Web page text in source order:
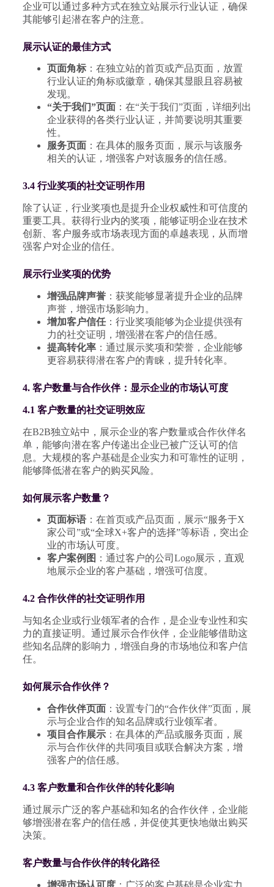
企业可以通过多种方式在独立站展示行业认证，确保
其能够引起潜在客户的注意。
展示认证的最佳方式
页面角标：在独立站的首页或产品页面，放置
行业认证的角标或徽章，确保其显眼且容易被
发现。
“关于我们”页面：在“关于我们”页面，详细列出
企业获得的各类行业认证，并简要说明其重要
性。
服务页面：在具体的服务页面，展示与该服务
相关的认证，增强客户对该服务的信任感。
3.4 行业奖项的社交证明作用
除了认证，行业奖项也是提升企业权威性和可信度的
重要工具。获得行业内的奖项，能够证明企业在技术
创新、客户服务或市场表现方面的卓越表现，从而增
强客户对企业的信任。
展示行业奖项的优势
增强品牌声誉：获奖能够显著提升企业的品牌
声誉，增强市场影响力。
增加客户信任：行业奖项能够为企业提供强有
力的社交证明，增强潜在客户的信任感。
提高转化率：通过展示奖项和荣誉，企业能够
更容易获得潜在客户的青睐，提升转化率。
4. 客户数量与合作伙伴：显示企业的市场认可度
4.1 客户数量的社交证明效应
在B2B独立站中，展示企业的客户数量或合作伙伴名
单，能够向潜在客户传递出企业已被广泛认可的信
息。大规模的客户基础是企业实力和可靠性的证明，
能够降低潜在客户的购买风险。
如何展示客户数量？
页面标语：在首页或产品页面，展示“服务于X
家公司”或“全球X+客户的选择”等标语，突出企
业的市场认可度。
客户案例图 ：通过客户的公司Logo展示，直观
地展示企业的客户基础，增强可信度。
4.2 合作伙伴的社交证明作用
与知名企业或行业领军者的合作，是企业专业性和实
力的直接证明。通过展示合作伙伴，企业能够借助这
些知名品牌的影响力，增强自身的市场地位和客户信
任。
如何展示合作伙伴？
合作伙伴页面：设置专门的“合作伙伴”页面，展
示与企业合作的知名品牌或行业领军者。
项目合作展示：在具体的产品或服务页面，展
示与合作伙伴的共同项目或联合解决方案，增
强客户的信任感。
4.3 客户数量和合作伙伴的转化影响
通过展示广泛的客户基础和知名的合作伙伴，企业能
够增强潜在客户的信任感，并促使其更快地做出购买
决策。
客户数量与合作伙伴的转化路径
增强市场认可度：广泛的客户基础是企业实力